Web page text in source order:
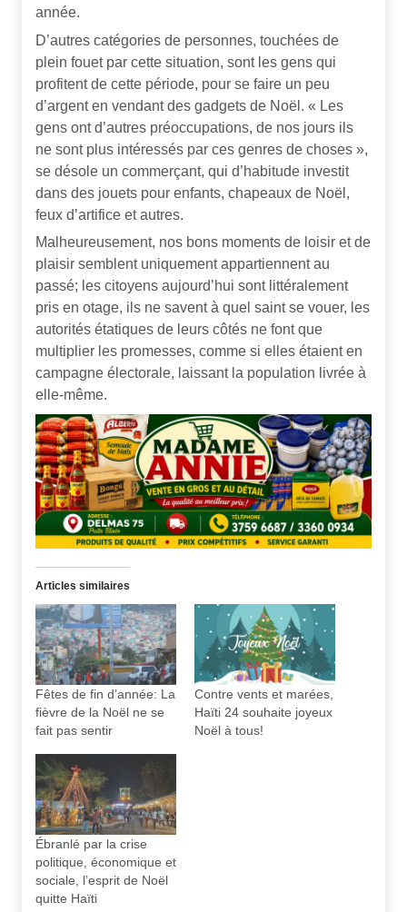
année.
D’autres catégories de personnes, touchées de
plein fouet par cette situation, sont les gens qui
profitent de cette période, pour se faire un peu
d’argent en vendant des gadgets de Noël. « Les
gens ont d’autres préoccupations, de nos jours ils
ne sont plus intéressés par ces genres de choses »,
se désole un commerçant, qui d’habitude investit
dans des jouets pour enfants, chapeaux de Noël,
feux d’artifice et autres.
Malheureusement, nos bons moments de loisir et de
plaisir semblent uniquement appartiennent au
passé; les citoyens aujourd’hui sont littéralement
pris en otage, ils ne savent à quel saint se vouer, les
autorités étatiques de leurs côtés ne font que
multiplier les promesses, comme si elles étaient en
campagne électorale, laissant la population livrée à
elle-même.
Articles similaires
Fêtes de fin d’année: La
fièvre de la Noël ne se
fait pas sentir
Contre vents et marées,
Haïti 24 souhaite joyeux
Noël à tous!
Ébranlé par la crise
politique, économique et
sociale, l’esprit de Noël
quitte Haïti